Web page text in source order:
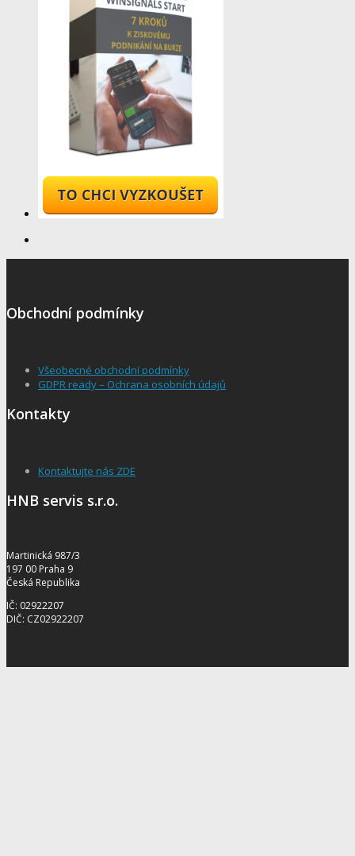
Obchodní podmínky
Všeobecné obchodní podmínky
GDPR ready – Ochrana osobních údajů
Kontakty
Kontaktujte nás ZDE
HNB servis s.r.o.
Martinická 987/3
197 00 Praha 9
Česká Republika
IČ: 02922207
DIČ: CZ02922207